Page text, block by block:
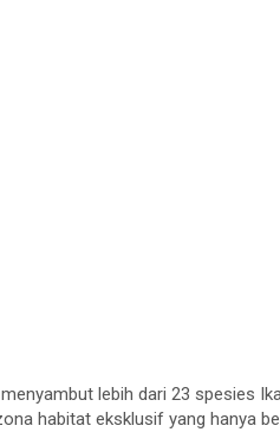
lebih dari 23 spesies
habitat eksklusif yang hanya